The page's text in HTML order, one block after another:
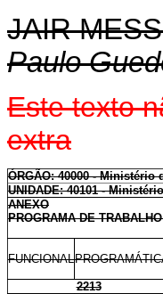
JAIR
Paulo
Este texto
extra
ÓRGÃO: 40000 - Ministério
UNIDADE: 40101 -
ANEXO
PROGRAMA DE
FUNCIONAL
2213